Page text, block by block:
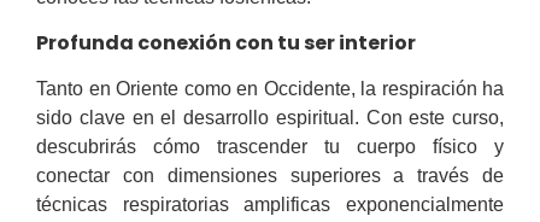
Profunda conexión con tu ser interior
Tanto en Oriente como en Occidente, la respiración ha
sido clave en el desarrollo espiritual. Con este curso,
descubrirás cómo trascender tu cuerpo físico y
conectar con dimensiones superiores a través de
técnicas respiratorias amplificas exponencialmente